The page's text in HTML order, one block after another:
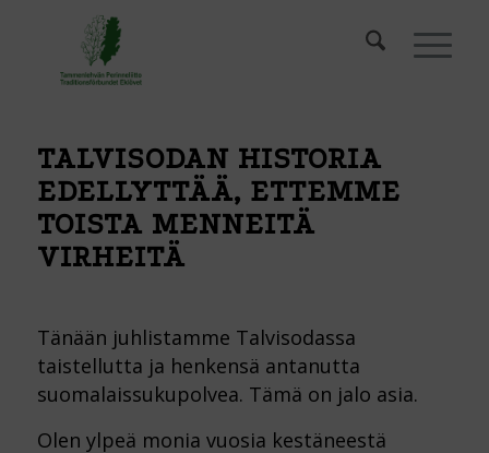
TALVISODAN HISTORIA
EDELLYTTÄÄ, ETTEMME
TOISTA MENNEITÄ
VIRHEITÄ
Tänään juhlistamme Talvisodassa
taistellutta ja henkensä antanutta
suomalaissukupolvea. Tämä on jalo asia.
Olen ylpeä monia vuosia kestäneestä